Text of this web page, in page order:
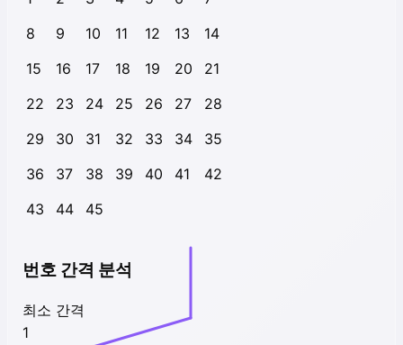
8
9 10 11 12 13
14
15
16 17 18 19 20
21
22
23 24 25 26 27
28
29
30 31 32 33 34
35
36
37 38 39 40 41
42
43
44 45
번호 간격 분석
최소 간격
1